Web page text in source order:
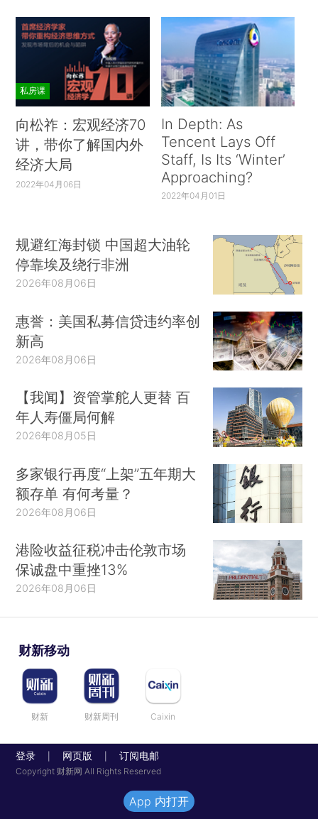
私房课
向松祚：宏观经济70
讲，带你了解国内外
经济大局
2022年04月06日
In Depth: As
Tencent Lays Off
Staff, Is Its ‘Winter’
Approaching?
2022年04月01日
规避红海封锁 中国超大油轮
停靠埃及绕行非洲
2026年08月06日
惠誉：美国私募信贷违约率创
新高
2026年08月06日
【我闻】资管掌舵人更替 百
年人寿僵局何解
2026年08月05日
多家银行再度“上架”五年期大
额存单 有何考量？
2026年08月06日
港险收益征税冲击伦敦市场
保诚盘中重挫13%
2026年08月06日
财新移动
财新 财新周刊 Caixin
登录 网页版 订阅电邮
Copyright 财新网 All Rights Reserved
App 内打开